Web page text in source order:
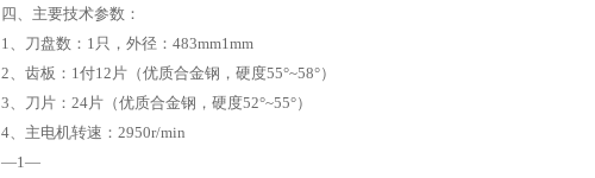
四、主要技术参数：
1、刀盘数：1只，外径：483mm1mm
2、齿板：1付12片（优质合金钢，硬度55°~58°）
3、刀片：24片（优质合金钢，硬度52°~55°）
4、主电机转速：2950r/min
—1—